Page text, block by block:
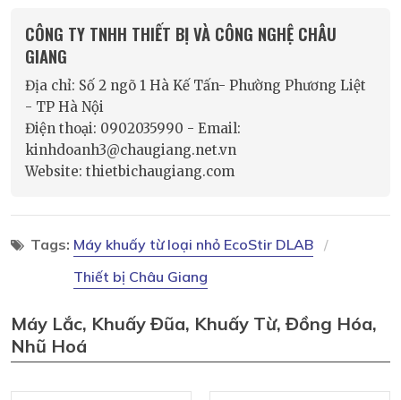
CÔNG TY TNHH THIẾT BỊ VÀ CÔNG NGHỆ CHÂU
GIANG
Địa chỉ: Số 2 ngõ 1 Hà Kế Tấn- Phường Phương Liệt
- TP Hà Nội
Điện thoại: 0902035990 - Email:
kinhdoanh3@chaugiang.net.vn
Website: thietbichaugiang.com
Tags: Máy khuấy từ loại nhỏ EcoStir DLAB
Thiết bị Châu Giang
Máy Lắc, Khuấy Đũa, Khuấy Từ, Đồng Hóa,
Nhũ Hoá